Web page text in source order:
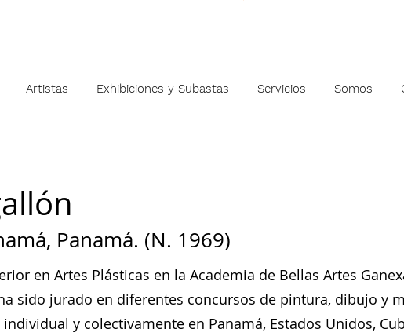
Artistas Exhibiciones y Subastas Servicios Somos
Panamá. (N. 1969)
en Artes Plásticas en la Academia de Bellas Artes
sido jurado en diferentes concursos de pintura, dibujo y
y colectivamente en Panamá, Estados Unidos,